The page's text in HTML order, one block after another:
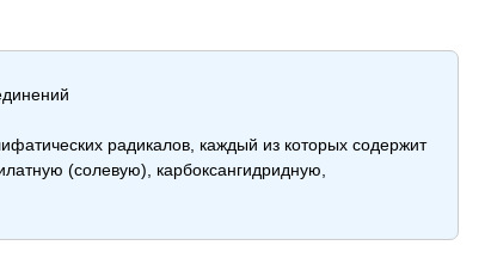
радикалов, каждый из которых содержит
(солевую), карбоксангидридную,